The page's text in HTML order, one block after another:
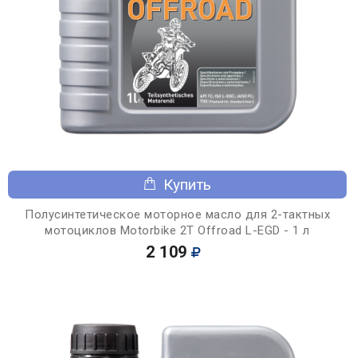
Купить
Полусинтетическое моторное масло для 2-тактных
мотоциклов Motorbike 2T Offroad L-EGD - 1 л
2 109